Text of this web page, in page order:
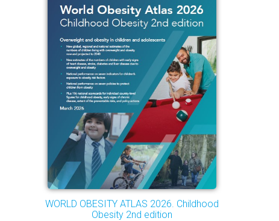
WORLD OBESITY ATLAS 2026. Childhood
Obesity 2nd edition